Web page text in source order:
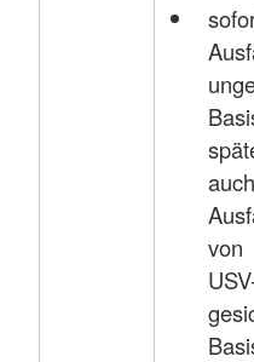
auch
von